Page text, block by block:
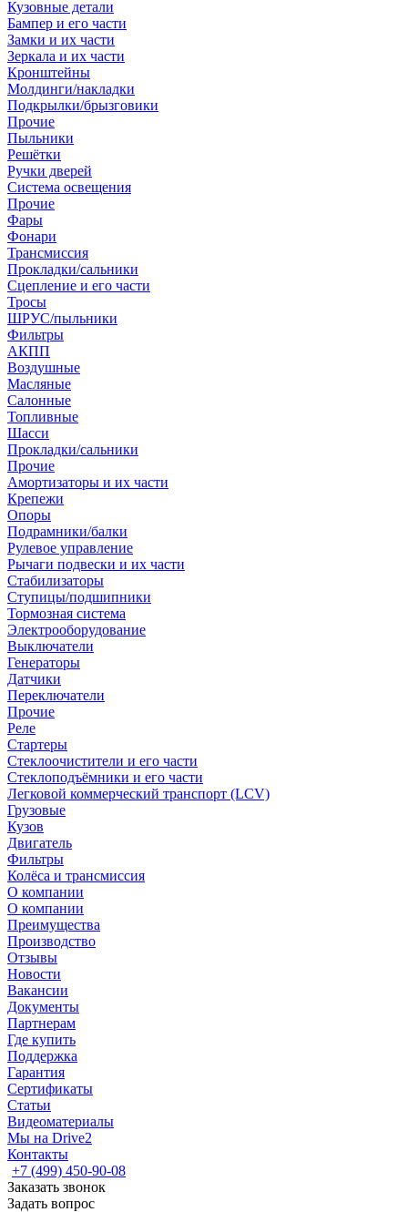
Кузовные детали
Бампер и его части
Замки и их части
Зеркала и их части
Кронштейны
Молдинги/накладки
Подкрылки/брызговики
Прочие
Пыльники
Решётки
Ручки дверей
Система освещения
Прочие
Фары
Фонари
Трансмиссия
Прокладки/сальники
Сцепление и его части
Тросы
ШРУС/пыльники
Фильтры
АКПП
Воздушные
Масляные
Салонные
Топливные
Шасси
Прокладки/сальники
Прочие
Амортизаторы и их части
Крепежи
Опоры
Подрамники/балки
Рулевое управление
Рычаги подвески и их части
Стабилизаторы
Ступицы/подшипники
Тормозная система
Электрооборудование
Выключатели
Генераторы
Датчики
Переключатели
Прочие
Реле
Стартеры
Стеклоочистители и его части
Стеклоподъёмники и его части
Легковой коммерческий транспорт (LCV)
Грузовые
Кузов
Двигатель
Фильтры
Колёса и трансмиссия
О компании
О компании
Преимущества
Производство
Отзывы
Новости
Вакансии
Документы
Партнерам
Где купить
Поддержка
Гарантия
Сертификаты
Статьи
Видеоматериалы
Мы на Drive2
Контакты
+7 (499) 450-90-08
Заказать звонок
Задать вопрос